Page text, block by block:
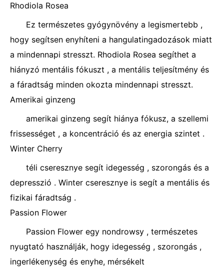
Rhodiola Rosea
Ez természetes gyógynövény a legismertebb ,
hogy segítsen enyhíteni a hangulatingadozások miatt
a mindennapi stresszt. Rhodiola Rosea segíthet a
hiányzó mentális fókuszt , a mentális teljesítmény és
a fáradtság minden okozta mindennapi stresszt.
Amerikai ginzeng
amerikai ginzeng segít hiánya fókusz, a szellemi
frissességet , a koncentráció és az energia szintet .
Winter Cherry
téli cseresznye segít idegesség , szorongás és a
depresszió . Winter cseresznye is segít a mentális és
fizikai fáradtság .
Passion Flower
Passion Flower egy nondrowsy , természetes
nyugtató használják, hogy idegesség , szorongás ,
ingerlékenység és enyhe, mérsékelt